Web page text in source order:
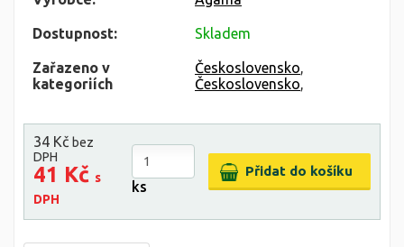
Dostupnost: Skladem
Zařazeno v
kategoriích
Československo,
Československo,
34 Kč bez
DPH
41 Kč s
DPH
ks